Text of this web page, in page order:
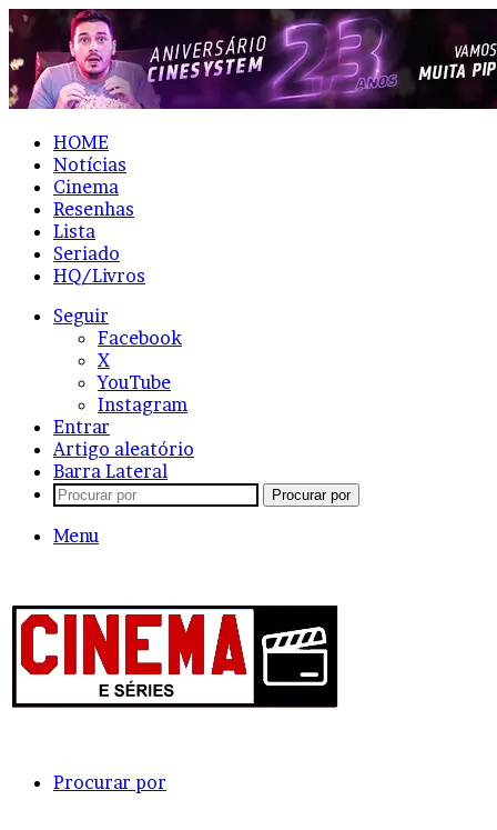
HOME
Notícias
Cinema
Resenhas
Lista
Seriado
HQ/Livros
Seguir
Facebook
X
YouTube
Instagram
Entrar
Artigo aleatório
Barra Lateral
Procurar por
Menu
Procurar por